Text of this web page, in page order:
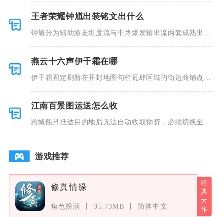
王者荣耀钟馗出装铭文出什么
钟馗分为辅助游走坦度流与中路爆发输出流两套成熟出装
燕云十六声伊千霜在哪
伊千霜固定刷新在开封地图勾栏瓦肆区域的街边商铺点
江南百景图运送怎么收
跨城船只抵达目的地后无法自动收取物资，必须切换至目
游戏推荐
修真情缘
角色扮演 35.73MB 简体中文